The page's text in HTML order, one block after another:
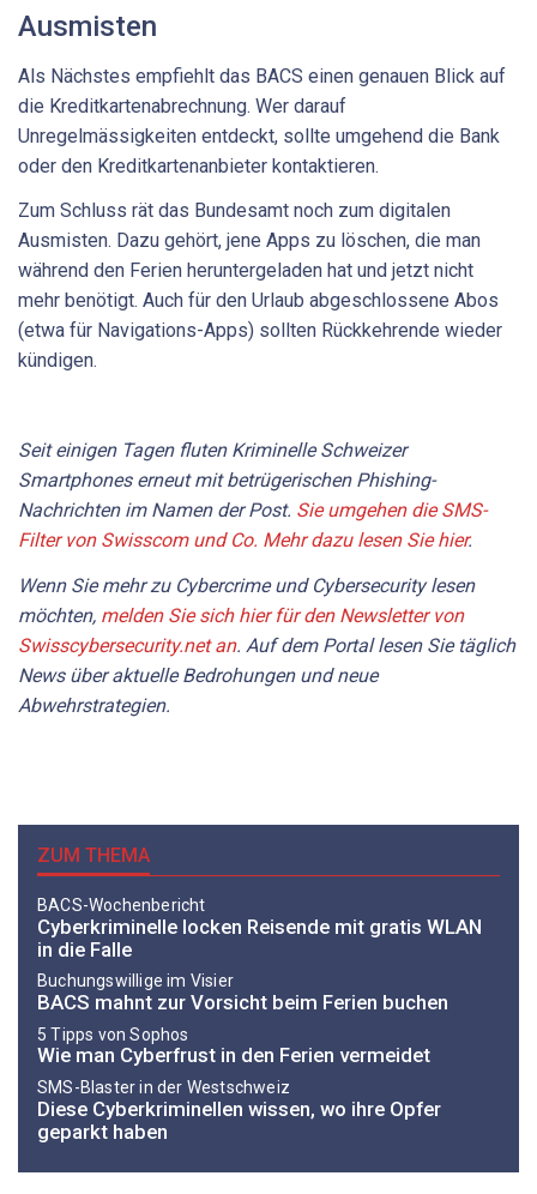
Ausmisten
Als Nächstes empfiehlt das BACS einen genauen Blick auf
die Kreditkartenabrechnung. Wer darauf
Unregelmässigkeiten entdeckt, sollte umgehend die Bank
oder den Kreditkartenanbieter kontaktieren.
Zum Schluss rät das Bundesamt noch zum digitalen
Ausmisten. Dazu gehört, jene Apps zu löschen, die man
während den Ferien heruntergeladen hat und jetzt nicht
mehr benötigt. Auch für den Urlaub abgeschlossene Abos
(etwa für Navigations-Apps) sollten Rückkehrende wieder
kündigen.
Seit einigen Tagen fluten Kriminelle Schweizer
Smartphones erneut mit betrügerischen Phishing-
Nachrichten im Namen der Post. Sie umgehen die SMS-
Filter von Swisscom und Co. Mehr dazu lesen Sie hier.
Wenn Sie mehr zu Cybercrime und Cybersecurity lesen
möchten, melden Sie sich hier für den Newsletter von
Swisscybersecurity.net an. Auf dem Portallesen Sie täglich
News über aktuelle Bedrohungen und neue
Abwehrstrategien.
ZUM THEMA
BACS-Wochenbericht
Cyberkriminelle locken Reisende mit gratis WLAN
in die Falle
Buchungswillige im Visier
BACS mahnt zur Vorsicht beim Ferien buchen
5 Tipps von Sophos
Wie man Cyberfrust in den Ferien vermeidet
SMS-Blaster in der Westschweiz
Diese Cyberkriminellen wissen, wo ihre Opfer
geparkt haben